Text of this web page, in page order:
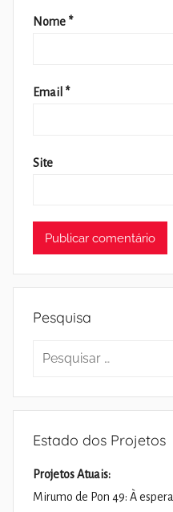
Nome *
Email *
Site
Pesquisa
Pesquisar
Estado dos Projetos
Projetos Atuais:
Mirumo de Pon 49: À espera